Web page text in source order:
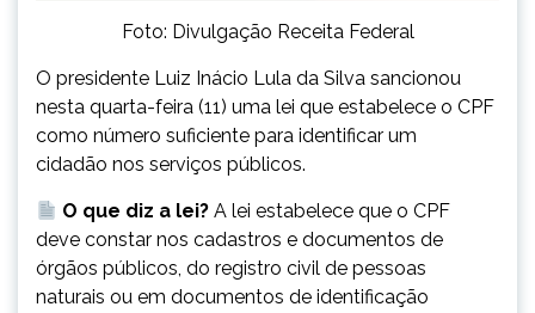
Foto: Divulgação Receita Federal
O presidente Luiz Inácio Lula da Silva sancionou
nesta quarta-feira (11) uma lei que estabelece o CPF
como número suficiente para identificar um
cidadão nos serviços públicos.
O que diz a lei?A lei estabelece que o CPF
deve constar nos cadastros e documentos de
órgãos públicos, do registro civil de pessoas
naturais ou em documentos de identificação